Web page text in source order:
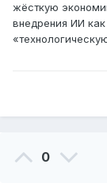
жёсткую
внедрения ИИ
0